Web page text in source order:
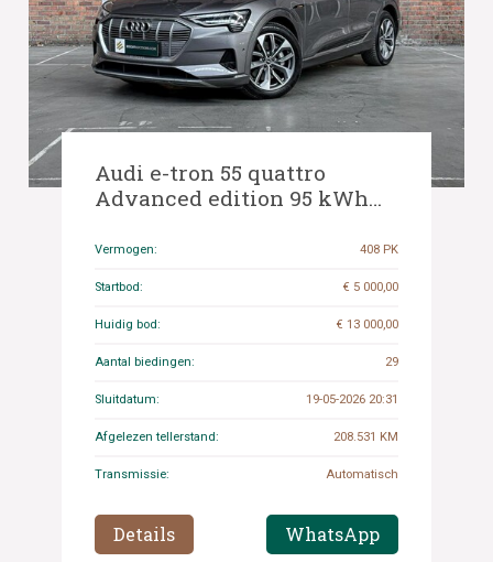
Audi e-tron 55 quattro
Advanced edition 95 kWh
eigenaar), N-206-TT
Vermogen: 408 PK
Startbod: € 5 000,00
Huidig bod: € 13 000,00
Aantal biedingen: 29
Sluitdatum: 19-05-2026 20:31
Afgelezen tellerstand: 208.531 KM
Transmissie: Automatisch
Details WhatsApp